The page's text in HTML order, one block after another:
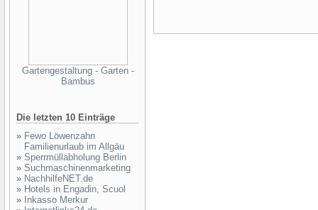
Gartengestaltung - Garten -
Bambus
Die letzten 10 Einträge
» Fewo Löwenzahn
Familienurlaub im Allgäu
» Sperrmüllabholung Berlin
» Suchmaschinenmarketing
» NachhilfeNET.de
» Hotels in Engadin, Scuol
» Inkasso Merkur